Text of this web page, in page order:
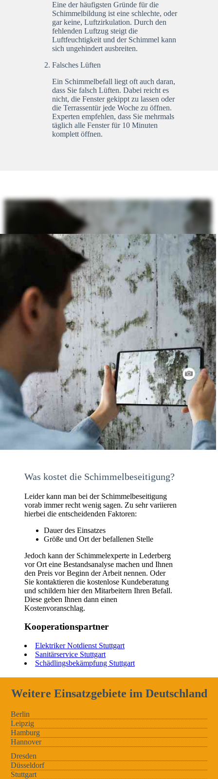
Eine der häufigsten Gründe für die
Schimmelbildung ist eine schlechte, oder
gar keine, Luftzirkulation. Durch den
fehlenden Luftzug steigt die
Luftfeuchtigkeit und der Schimmel kann
sich ungehindert ausbreiten.
Falsches Lüften
Ein Schimmelbefall liegt oft auch daran,
dass Sie falsch Lüften. Dabei reicht es
nicht, die Fenster gekippt zu lassen oder
die Terrassentür jede Woche zu öffnen.
Experten empfehlen, dass Sie mehrmals
täglich alle Fenster für 10 Minuten
komplett öffnen.
Was kostet die Schimmelbeseitigung?
Leider kann man bei der Schimmelbeseitigung
vorab immer recht wenig sagen. Zu sehr variieren
hierbei die entscheidenden Faktoren:
Dauer des Einsatzes
Größe und Ort der befallenen Stelle
Jedoch kann der Schimmelexperte in Lederberg
vor Ort eine Bestandsanalyse machen und Ihnen
den Preis vor Beginn der Arbeit nennen. Oder
Sie kontaktieren die kostenlose Kundeberatung
und schildern hier den Mitarbeitern Ihren Befall.
Diese geben Ihnen dann einen
Kostenvoranschlag.
Kooperationspartner
Elektriker Notdienst Stuttgart
Sanitärservice Stuttgart
Schädlingsbekämpfung Stuttgart
Weitere Einsatzgebiete im Deutschland
Berlin
Leipzig
Hamburg
Hannover
Dresden
Düsseldorf
Stuttgart